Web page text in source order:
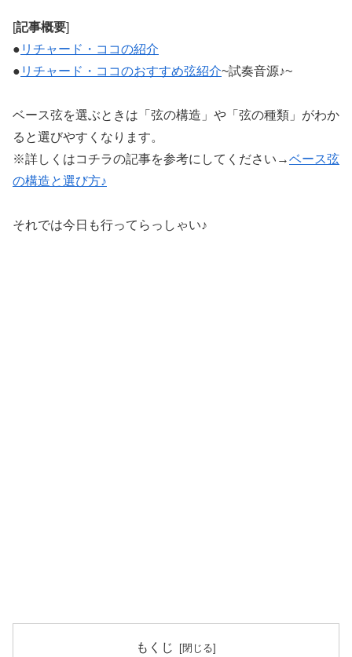
[記事概要]
● リチャード・ココの紹介
● リチャード・ココのおすすめ弦紹介~試奏音源♪~
ベース弦を選ぶときは「弦の構造」や「弦の種類」がわか
ると選びやすくなります。
※詳しくはコチラの記事を参考にしてください→ベース弦
の構造と選び方♪
それでは今日も行ってらっしゃい♪
もくじ